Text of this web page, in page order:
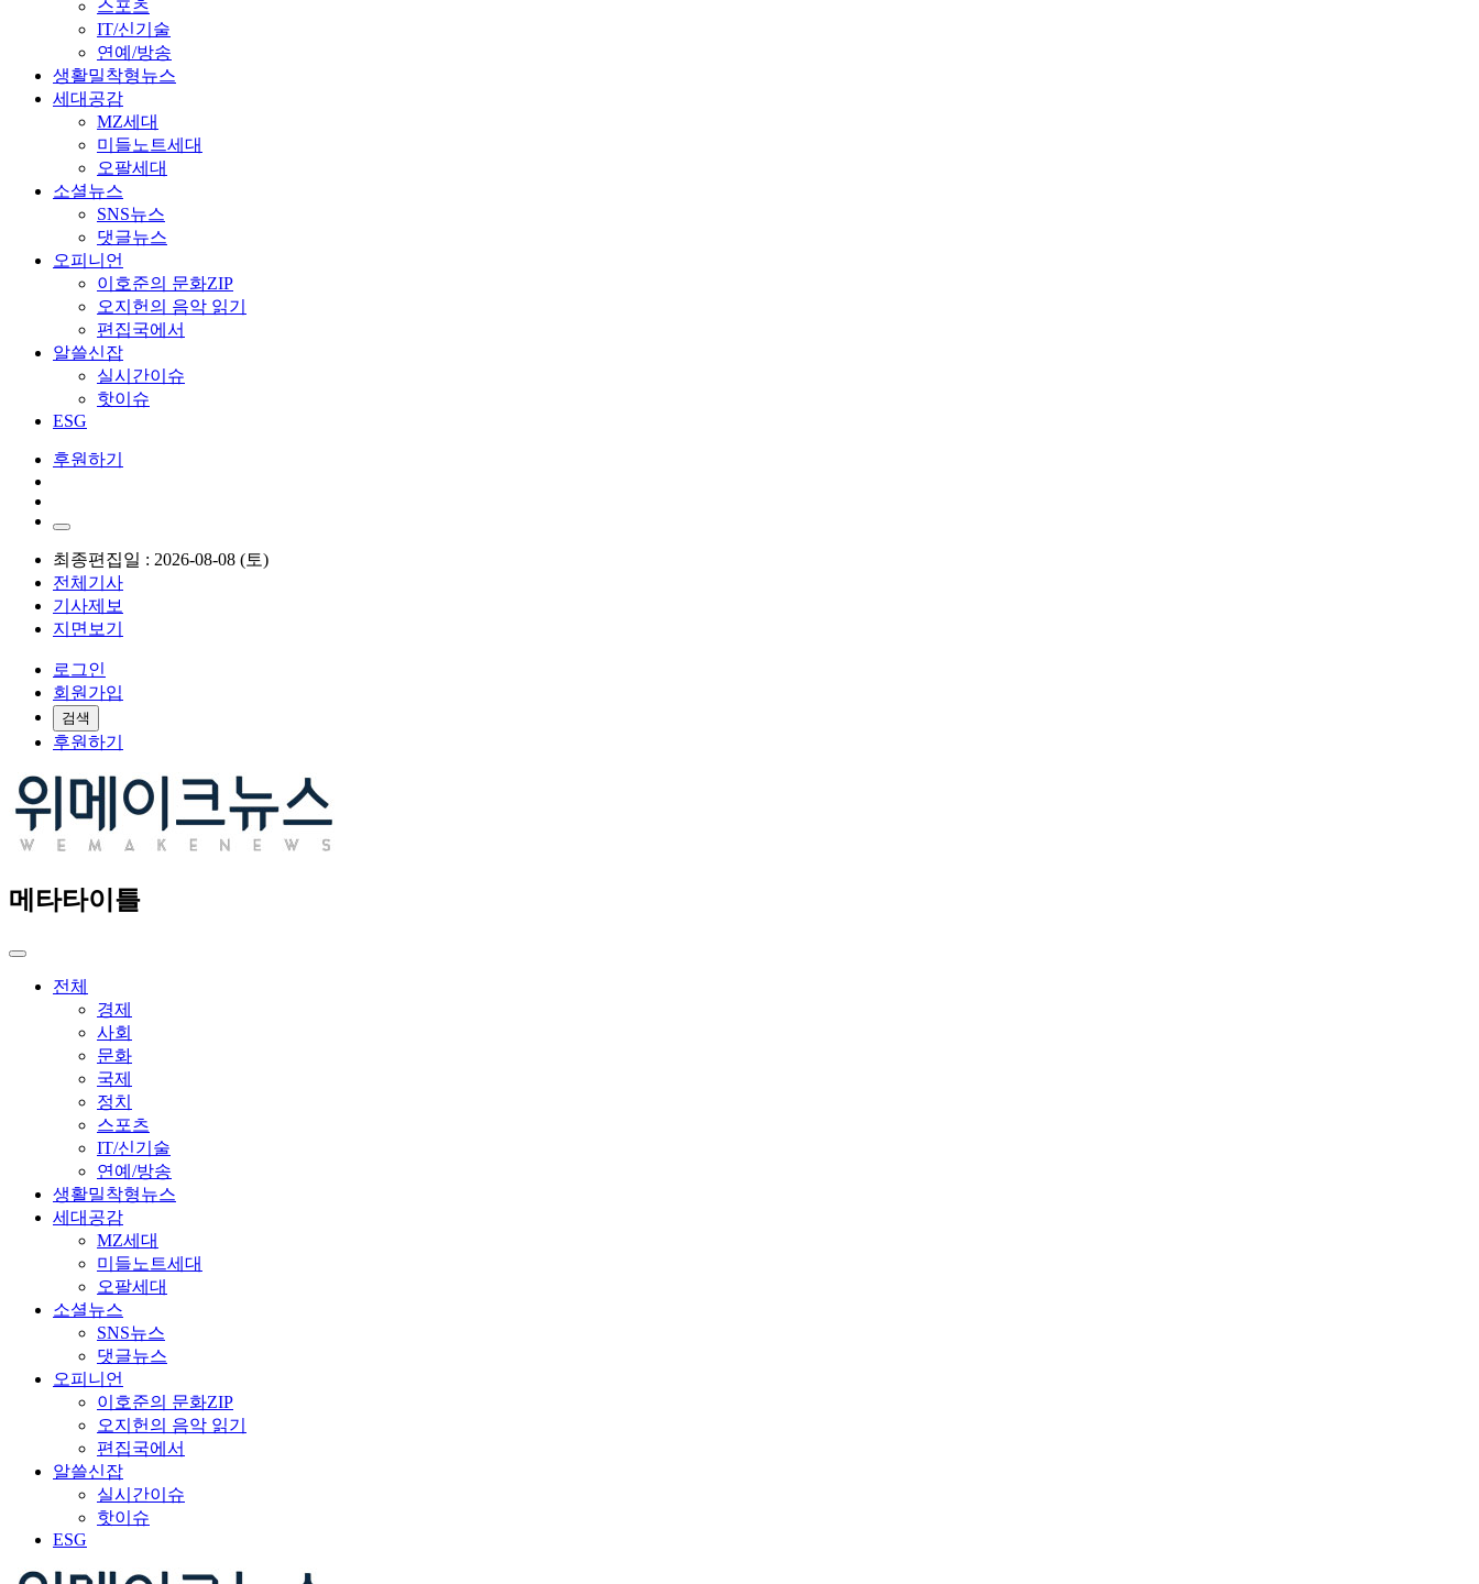
스포츠
IT/신기술
연예/방송
생활밀착형뉴스
세대공감
MZ세대
미들노트세대
오팔세대
소셜뉴스
SNS뉴스
댓글뉴스
오피니언
이호준의 문화ZIP
오지헌의 음악 읽기
편집국에서
알쓸신잡
실시간이슈
핫이슈
ESG
후원하기
최종편집일 : 2026-08-08 (토)
전체기사
기사제보
지면보기
로그인
회원가입
검색
후원하기
메타타이틀
전체
경제
사회
문화
국제
정치
스포츠
IT/신기술
연예/방송
생활밀착형뉴스
세대공감
MZ세대
미들노트세대
오팔세대
소셜뉴스
SNS뉴스
댓글뉴스
오피니언
이호준의 문화ZIP
오지헌의 음악 읽기
편집국에서
알쓸신잡
실시간이슈
핫이슈
ESG